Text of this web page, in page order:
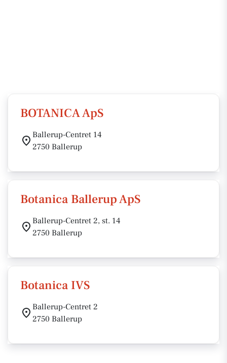
BOTANICA ApS
Ballerup-Centret 14
2750 Ballerup
Botanica Ballerup ApS
Ballerup-Centret 2, st. 14
2750 Ballerup
Botanica IVS
Ballerup-Centret 2
2750 Ballerup